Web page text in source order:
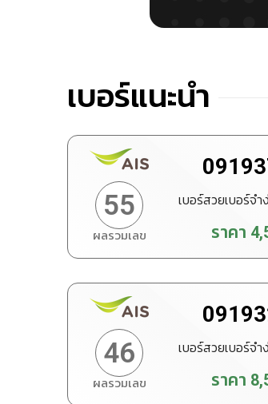
เบอร์แนะนำ
55
ผลรวมเลข
ราคา
ทำนายเบอร์ สั่
46
ผลรวมเลข
ราคา